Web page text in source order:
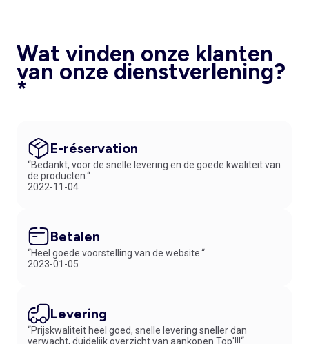
Wat vinden onze klanten
van onze dienstverlening?
*
E-réservation
“Bedankt, voor de snelle levering en de goede kwaliteit van
de producten.“
2022-11-04
Betalen
“Heel goede voorstelling van de website.“
2023-01-05
Levering
“Prijskwaliteit heel goed, snelle levering sneller dan
verwacht, duidelijk overzicht van aankopen Top'!!!“